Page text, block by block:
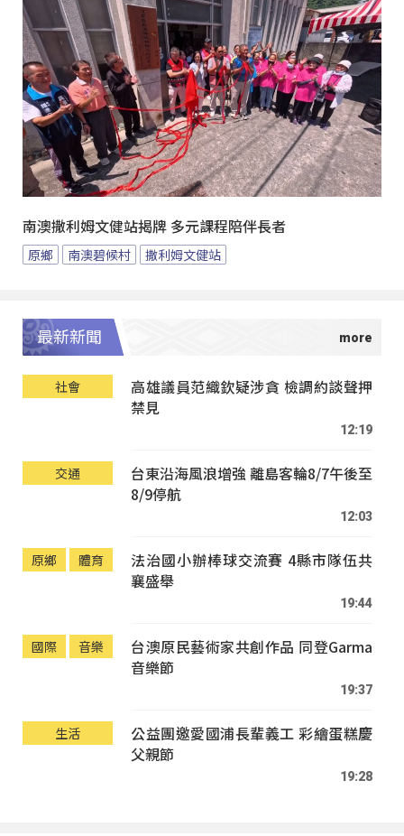
南澳撒利姆文健站揭牌 多元課程陪伴長者
原鄉 南澳碧候村 撒利姆文健站
最新新聞
社會
高雄議員范織欽疑涉貪 檢調約談聲押
禁見
12:19
交通
台東沿海風浪增強 離島客輪8/7午後至
8/9停航
12:03
原鄉 體育
法治國小辦棒球交流賽 4縣市隊伍共
襄盛舉
19:44
國際 音樂
台澳原民藝術家共創作品 同登Garma
音樂節
19:37
生活
公益團邀愛國浦長輩義工 彩繪蛋糕慶
父親節
19:28